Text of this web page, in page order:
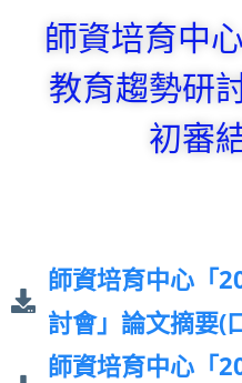
師資培育中
教育趨勢研
初審
師資培育中心「
討會」論文摘要(
師資培育中心「